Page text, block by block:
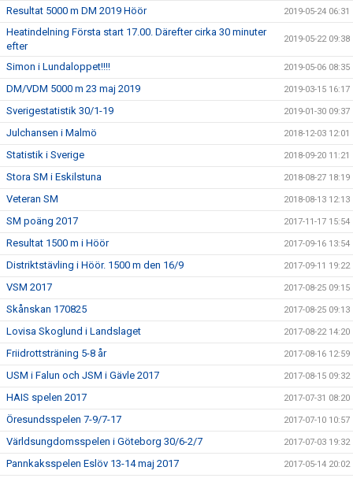
Resultat 5000 m DM 2019 Höör 2019-05-24 06:31
Heatindelning Första start 17.00. Därefter cirka 30 minuter
efter
2019-05-22 09:38
Simon i Lundaloppet!!!! 2019-05-06 08:35
DM/VDM 5000 m 23 maj 2019 2019-03-15 16:17
Sverigestatistik 30/1-19 2019-01-30 09:37
Julchansen i Malmö 2018-12-03 12:01
Statistik i Sverige 2018-09-20 11:21
Stora SM i Eskilstuna 2018-08-27 18:19
Veteran SM 2018-08-13 12:13
SM poäng 2017 2017-11-17 15:54
Resultat 1500 m i Höör 2017-09-16 13:54
Distriktstävling i Höör. 1500 m den 16/9 2017-09-11 19:22
VSM 2017 2017-08-25 09:15
Skånskan 170825 2017-08-25 09:13
Lovisa Skoglund i Landslaget 2017-08-22 14:20
Friidrottsträning 5-8 år 2017-08-16 12:59
USM i Falun och JSM i Gävle 2017 2017-08-15 09:32
HAIS spelen 2017 2017-07-31 08:20
Öresundsspelen 7-9/7-17 2017-07-10 10:57
Världsungdomsspelen i Göteborg 30/6-2/7 2017-07-03 19:32
Pannkaksspelen Eslöv 13-14 maj 2017 2017-05-14 20:02